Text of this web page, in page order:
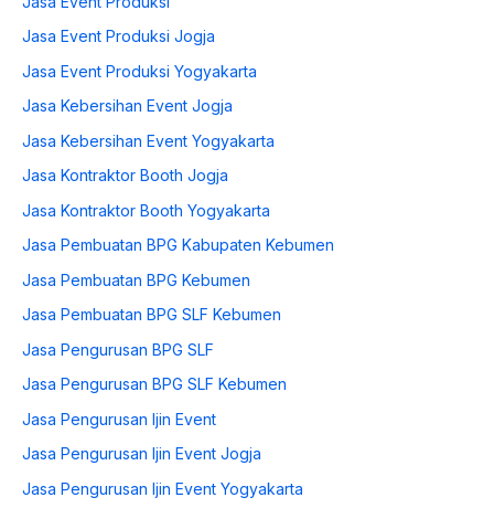
Jasa Event Produksi Jogja
Jasa Event Produksi Yogyakarta
Jasa Kebersihan Event Jogja
Jasa Kebersihan Event Yogyakarta
Jasa Kontraktor Booth Jogja
Jasa Kontraktor Booth Yogyakarta
Jasa Pembuatan BPG Kabupaten Kebumen
Jasa Pembuatan BPG Kebumen
Jasa Pembuatan BPG SLF Kebumen
Jasa Pengurusan BPG SLF
Jasa Pengurusan BPG SLF Kebumen
Jasa Pengurusan Ijin Event
Jasa Pengurusan Ijin Event Jogja
Jasa Pengurusan Ijin Event Yogyakarta